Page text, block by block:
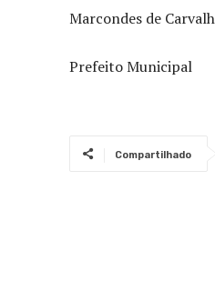
Marcondes de
Prefeito Municipal
Compartilhado